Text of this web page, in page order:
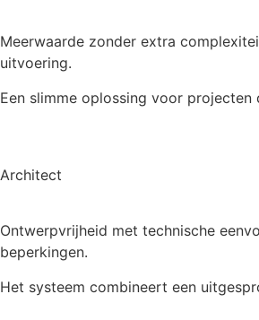
Meerwaarde zonder extra
uitvoering.
Een slimme oplossing voor
Architect
Ontwerpvrijheid met technische
beperkingen.
Het systeem combineert een